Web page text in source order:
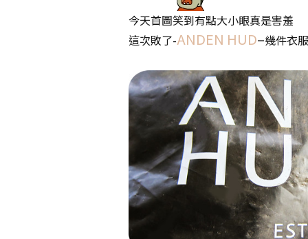
今天首圖笑到有點大小眼真是害羞
這次敗了-ANDEN HUD–幾件衣服